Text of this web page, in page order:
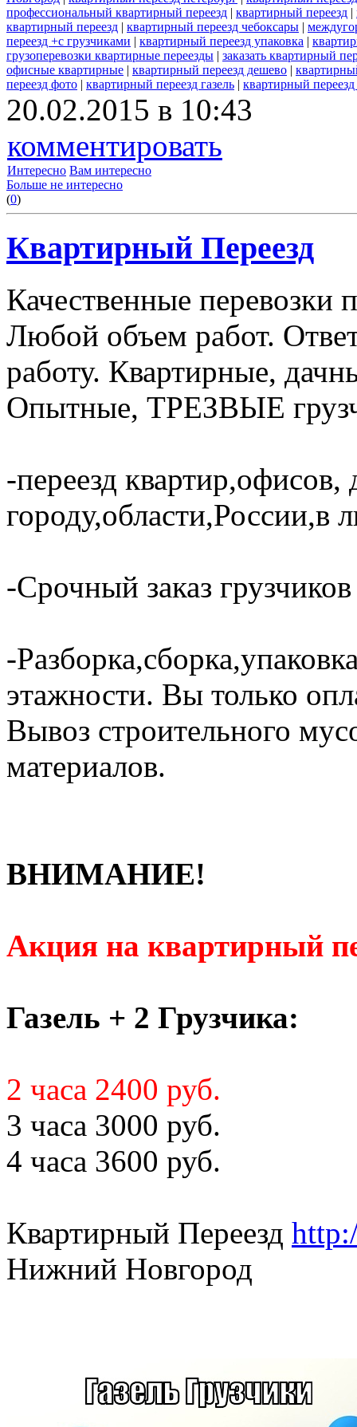
профессиональный квартирный переезд | квартирный переезд |
квартирный переезд | квартирный переезд чебоксары |
переезд +с грузчиками | квартирный переезд упаковка |
грузоперевозки квартирные переезды | заказать квартирный
офисные квартирные | квартирный переезд дешево |
переезд фото | квартирный переезд газель | квартирный
20.02.2015 в 10:43
комментировать
Интересно Вам интересно
Больше не интересно
(0)
Квартирный Переезд
Качественные перевозки
Любой объем работ.
работу. Квартирные,
Опытные, ТРЕЗВЫЕ
-переезд
городу,области,России,в
-Срочный заказ
-
этажности. Вы только
Вывоз строительного
материалов.
ВНИМАНИЕ!
Акция на квартирный
Газель + 2 Грузчика:
2 часа 2400 руб.
3 часа 3000 руб.
4 часа 3600 руб.
Квартирный Переезд
Нижний Новгород